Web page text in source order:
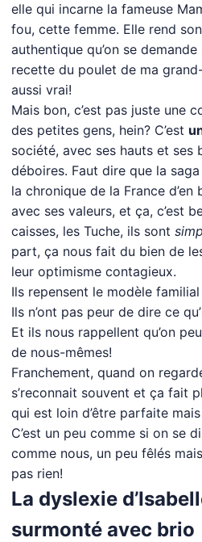
elle qui incarne la fameuse
fou, cette femme. Elle rend
authentique qu’on se demande
recette du poulet de ma
aussi vrai!
Mais bon, c’est pas juste une
des petites gens, hein? C’est
société, avec ses hauts et ses
déboires. Faut dire que la saga
la chronique de la France d’en
avec ses valeurs, et ça, c’est
caisses, les Tuche, ils sont
part, ça nous fait du bien de
leur optimisme contagieux.
Ils repensent le modèle
Ils n’ont pas peur de dire ce
Et ils nous rappellent qu’on
de nous-mêmes!
Franchement, quand on
s’reconnait souvent et ça fait
qui est loin d’être parfaite
C’est un peu comme si on se
comme nous, un peu fêlés
pas rien!
La dyslexie
surmonté avec brio